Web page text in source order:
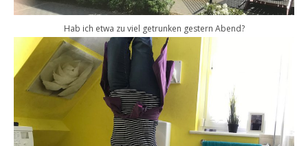
Hab ich etwa zu viel getrunken gestern Abend?